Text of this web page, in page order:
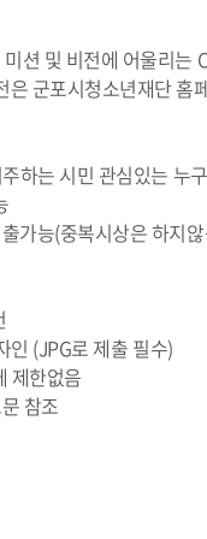
션 및 비전에 어울리는
군포시청소년재단 홈
하는 시민 관심있는 누
가능(중복시상은 하지
인 (JPG로 제출 필수)
제한없음
참조